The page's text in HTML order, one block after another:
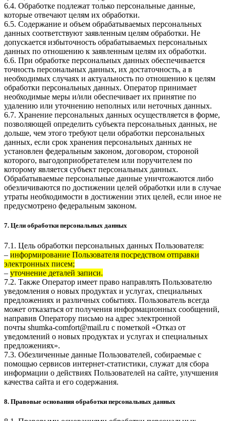
6.4. Обработке подлежат только персональные данные,
которые отвечают целям их обработки.
6.5. Содержание и объем обрабатываемых персональных
данных соответствуют заявленным целям обработки. Не
допускается избыточность обрабатываемых персональных
данных по отношению к заявленным целям их обработки.
6.6. При обработке персональных данных обеспечивается
точность персональных данных, их достаточность, а в
необходимых случаях и актуальность по отношению к целям
обработки персональных данных. Оператор принимает
необходимые меры и/или обеспечивает их принятие по
удалению или уточнению неполных или неточных данных.
6.7. Хранение персональных данных осуществляется в форме,
позволяющей определить субъекта персональных данных, не
дольше, чем этого требуют цели обработки персональных
данных, если срок хранения персональных данных не
установлен федеральным законом, договором, стороной
которого, выгодоприобретателем или поручителем по
которому является субъект персональных данных.
Обрабатываемые персональные данные уничтожаются либо
обезличиваются по достижении целей обработки или в случае
утраты необходимости в достижении этих целей, если иное не
предусмотрено федеральным законом.
7. Цели обработки персональных данных
7.1. Цель обработки персональных данных Пользователя:
– информирование Пользователя посредством отправки
электронных писем;
– уточнение деталей записи.
7.2. Также Оператор имеет право направлять Пользователю
уведомления о новых продуктах и услугах, специальных
предложениях и различных событиях. Пользователь всегда
может отказаться от получения информационных сообщений,
направив Оператору письмо на адрес электронной
почты shumka-comfort@mail.ru с пометкой «Отказ от
уведомлений о новых продуктах и услугах и специальных
предложениях».
7.3. Обезличенные данные Пользователей, собираемые с
помощью сервисов интернет-статистики, служат для сбора
информации о действиях Пользователей на сайте, улучшения
качества сайта и его содержания.
8. Правовые основания обработки персональных данных